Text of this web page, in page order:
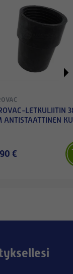
LETKULIITIN
ANTISTAATTINEN
€